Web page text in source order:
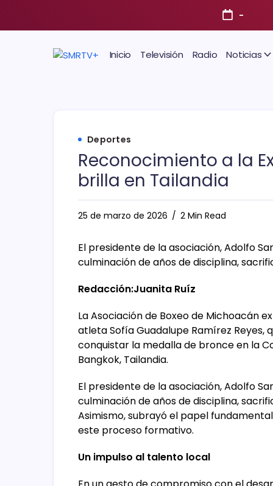
-
Inicio Televisión Radio Noticias
Deportes
Reconocimiento a la
brilla en Tailandia
25 de marzo de 2026 2 Min Read
El presidente de la asociación, Adolfo
culminación de años de disciplina,
Redacción:Juanita Ruíz
​La Asociación de Boxeo de Michoacán
atleta Sofía Guadalupe Ramírez Reyes,
conquistar la medalla de bronce en la
Bangkok, Tailandia.
​El presidente de la asociación, Adolfo
culminación de años de disciplina,
Asimismo, subrayó el papel
este proceso formativo.
​Un impulso al talento local